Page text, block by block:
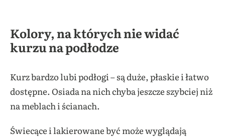
Kolory, na których nie widać
kurzu na podłodze
Kurz bardzo lubi podłogi – są duże, płaskie i łatwo
dostępne. Osiada na nich chyba jeszcze szybciej niż
na meblach i ścianach.
Świecące i lakierowane być może wyglądają